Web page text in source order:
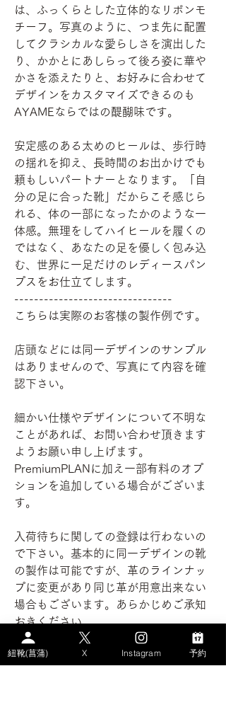
は、ふっくらとした立体的なリボンモ
チーフ。写真のように、つま先に配置
してクラシカルな愛らしさを演出した
り、かかとにあしらって後ろ姿に華や
かさを添えたりと、お好みに合わせて
デザインをカスタマイズできるのも
AYAMEならではの醍醐味です。
安定感のある太めのヒールは、歩行時
の揺れを抑え、長時間のお出かけでも
頼もしいパートナーとなります。「自
分の足に合った靴」だからこそ感じら
れる、体の一部になったかのような一
体感。無理をしてハイヒールを履くの
ではなく、あなたの足を優しく包み込
む、世界に一足だけのレディースパン
プスをお仕立てします。
--------------------------------
こちらは実際のお客様の製作例です。
店頭などには同一デザインのサンプル
はありませんので、写真にて内容を確
認下さい。
細かい仕様やデザインについて不明な
ことがあれば、お問い合わせ頂きます
ようお願い申し上げます。
PremiumPLANに加え一部有料のオプ
ションを追加している場合がございま
す。
入荷待ちに関しての登録は行わないの
で下さい。基本的に同一デザインの靴
の製作は可能ですが、革のラインナッ
プに変更があり同じ革が用意出来ない
場合もございます。あらかじめご承知
おきください。
掲載の同意を頂き掲載しております。
紐靴(菖蒲) X Instagram 予約